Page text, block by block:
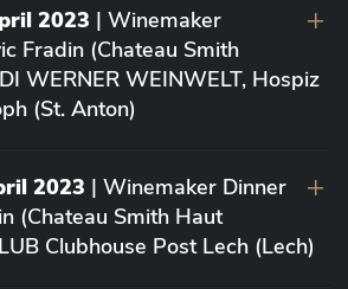
2023 | Winemaker
Fradin (Chateau Smith
WERNER WEINWELT, Hospiz
(St. Anton)
2023 | Winemaker Dinner
(Chateau Smith Haut
Clubhouse Post Lech (Lech)